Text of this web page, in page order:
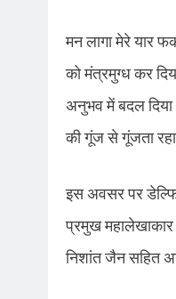
मन लागा मेरे यार
को मंत्रमुग्ध कर
अनुभव में बदल
की गूंज से गूंजता
इस अवसर पर
प्रमुख महालेखाकार
निशांत जैन सहित